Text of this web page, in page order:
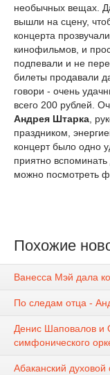
необычных вещах.
вышли на сцену,
концерта
кинофильмов, и
подпевали и не
билеты продавали
говори - очень
всего 200 рублей.
Андрея Штарка ,
праздником,
концерт было одно
приятно
можно посмотреть
Похожие
Ванесса Мэй дала
По следам отца -
Денис Шаповалов и
симфонического
Абаканский духовой